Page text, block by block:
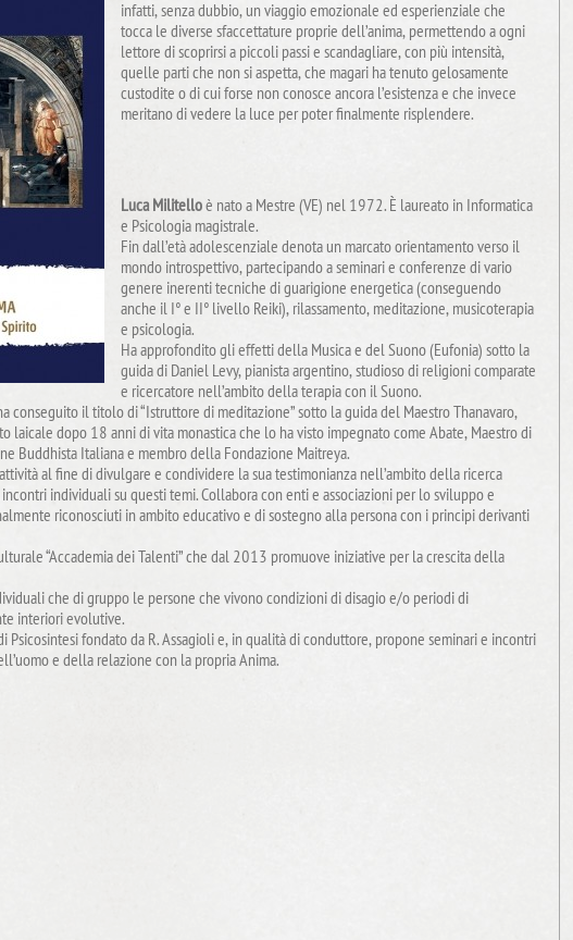
infatti, senza dubbio, un viaggio emozionale ed esperienziale che
tocca le diverse sfaccettature proprie dell’anima, permettendo a ogni
lettore di scoprirsi a piccoli passi e scandagliare, con più intensità,
quelle parti che non si aspetta, che magari ha tenuto gelosamente
custodite o di cui forse non conosce ancora l’esistenza e che invece
meritano di vedere la luce per poter finalmente risplendere.
Luca Militello è nato a Mestre (VE) nel 1972. È laureato in Informatica
e Psicologia magistrale.
Fin dall’età adolescenziale denota un marcato orientamento verso il
mondo introspettivo, partecipando a seminari e conferenze di vario
genere inerenti tecniche di guarigione energetica (conseguendo
anche il I° e II° livello Reiki), rilassamento, meditazione, musicoterapia
e psicologia.
Ha approfondito gli effetti della Musica e del Suono (Eufonia) sotto la
guida di Daniel Levy, pianista argentino, studioso di religioni comparate
e ricercatore nell’ambito della terapia con il Suono.
conseguito il titolo di “Istruttore di meditazione” sotto la guida del Maestro Thanavaro,
laicale dopo 18 anni di vita monastica che lo ha visto impegnato come Abate, Maestro di
Buddhista Italiana e membro della Fondazione Maitreya.
al fine di divulgare e condividere la sua testimonianza nell’ambito della ricerca
individuali su questi temi. Collabora con enti e associazioni per lo sviluppo e
riconosciuti in ambito educativo e di sostegno alla persona con i principi derivanti
“Accademia dei Talenti” che dal 2013 promuove iniziative per la crescita della
che di gruppo le persone che vivono condizioni di disagio e/o periodi di
interiori evolutive.
Psicosintesi fondato da R. Assagioli e, in qualità di conduttore, propone seminari e incontri
e della relazione con la propria Anima.